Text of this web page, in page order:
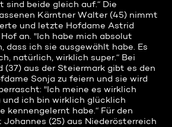
sind beide gleich auf.“ Die
Kärntner Walter (45) nimmt
und letzte Hofdame Astrid
an. "Ich habe mich absolut
dass ich sie ausgewählt habe. Es
natürlich, wirklich super.“ Bei
(37) aus der Steiermark gibt es den
Sonja zu feiern und sie wird
"Ich meine es wirklich
ich bin wirklich glücklich
kennengelernt habe.“ Für den
(25) aus Niederösterreich